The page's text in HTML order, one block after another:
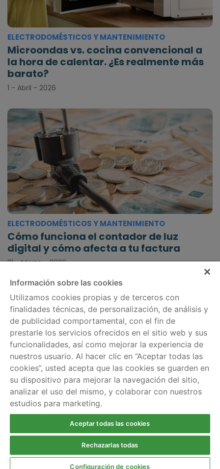
ELECTRODOMÉSTICOS Y MANTENIMIENTO
Microondas vs. cocina convencional a
la hora de calentar. ¿Es realmente más
barato?
1 - Abril - 2026
ELECTRODOMÉSTICOS Y MANTENIMIENTO
Cómo funciona el contador de luz
digital y cómo afecta a tu factura
31 - Marzo - 2026
Información legal
Política de cookies
Aviso legal
Política de privacidad
Servicios
Comparador de tarifas
Información por
regiones
Ayuda
Llámanos gratis al 900
924 803
Información sobre las cookies
Utilizamos cookies propias y de terceros con
finalidades técnicas, de personalización, de análisis y
de publicidad comportamental, con el fin de
prestarle los servicios ofrecidos en el sitio web y sus
funcionalidades, así como mejorar la experiencia de
nuestros usuario. Al hacer clic en “Aceptar todas las
cookies”, usted acepta que las cookies se guarden en
su dispositivo para mejorar la navegación del sitio,
analizar el uso del mismo, y colaborar con nuestros
estudios para marketing.
Aceptar todas las cookies
Rechazarlas todas
Configuración de cookies